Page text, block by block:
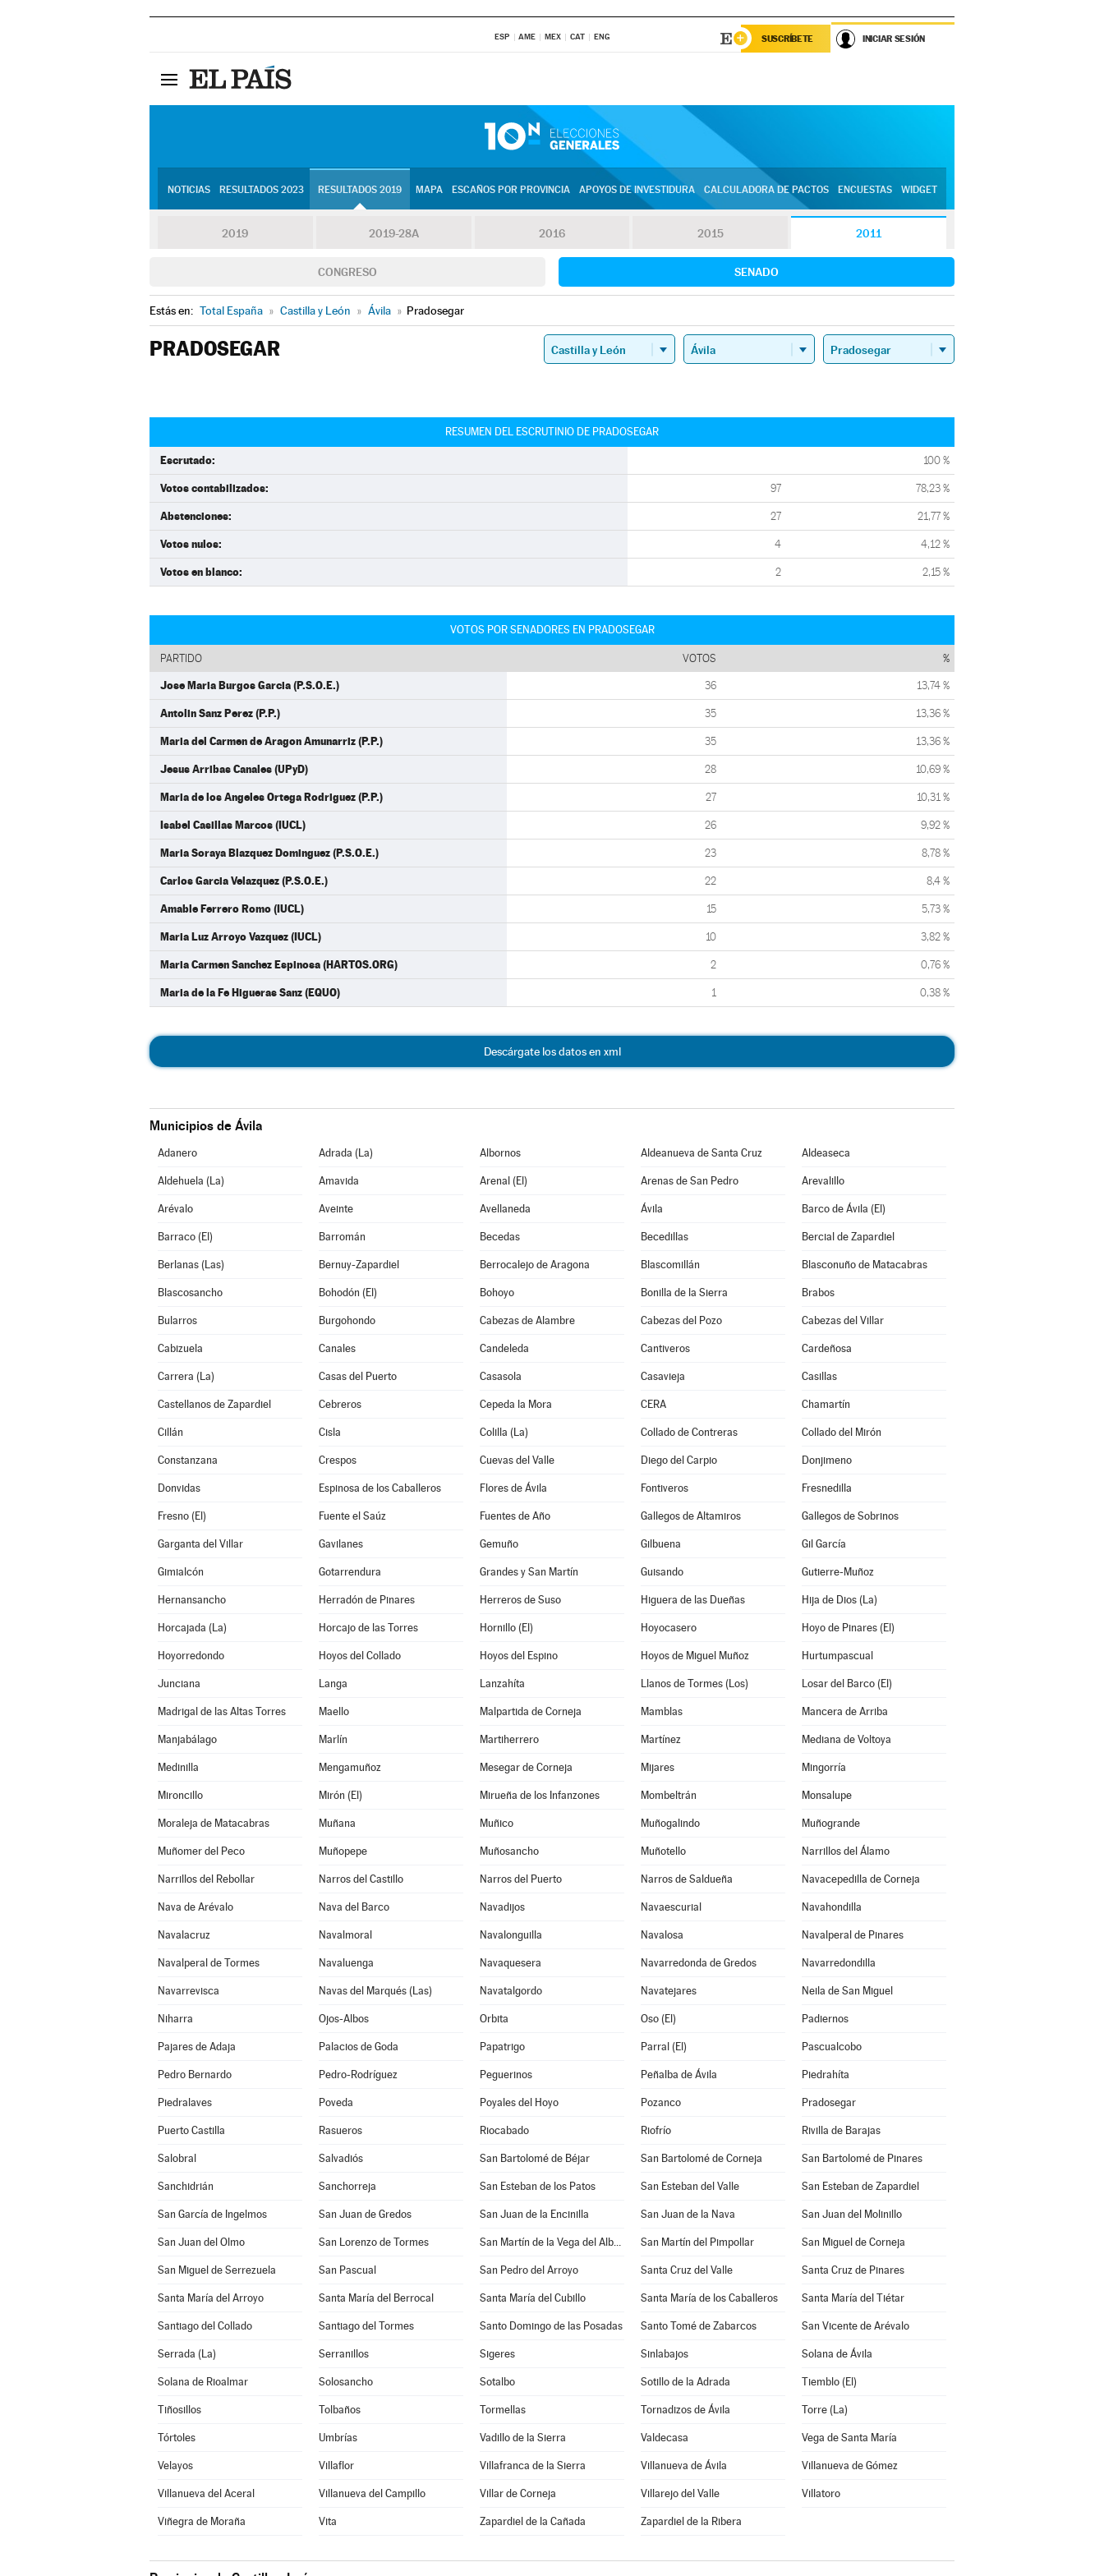
ESP AME MEX CAT ENG SUSCRÍBETE INICIAR SESIÓN
NOTICIAS RESULTADOS 2023 RESULTADOS 2019 MAPA ESCAÑOS POR PROVINCIA APOYOS DE INVESTIDURA CALCULADORA DE PACTOS ENCUESTAS WIDGET
2019 2019-28A 2016 2015 2011
CONGRESO SENADO
Estás en: Total España » Castilla y León » Ávila » Pradosegar
PRADOSEGAR
RESUMEN DEL ESCRUTINIO DE PRADOSEGAR
Escrutado: 100 %
Votos contabilizados: 97 78,23 %
Abstenciones: 27 21,77 %
Votos nulos: 4 4,12 %
Votos en blanco: 2 2,15 %
VOTOS POR SENADORES EN PRADOSEGAR
PARTIDO VOTOS %
Jose Maria Burgos Garcia (P.S.O.E.) 36 13,74 %
Antolin Sanz Perez (P.P.) 35 13,36 %
Maria del Carmen de Aragon Amunarriz (P.P.) 35 13,36 %
Jesus Arribas Canales (UPyD) 28 10,69 %
Maria de los Angeles Ortega Rodriguez (P.P.) 27 10,31 %
Isabel Casillas Marcos (IUCL) 26 9,92 %
Maria Soraya Blazquez Dominguez (P.S.O.E.) 23 8,78 %
Carlos Garcia Velazquez (P.S.O.E.) 22 8,4 %
Amable Ferrero Romo (IUCL) 15 5,73 %
Maria Luz Arroyo Vazquez (IUCL) 10 3,82 %
Maria Carmen Sanchez Espinosa (HARTOS.ORG) 2 0,76 %
Maria de la Fe Higueras Sanz (EQUO) 1 0,38 %
Descárgate los datos en xml
Municipios de Ávila
Adanero Adrada (La) Albornos Aldeanueva de Santa Cruz Aldeaseca
Aldehuela (La) Amavida Arenal (El) Arenas de San Pedro Arevalillo
Arévalo Aveinte Avellaneda Ávila Barco de Ávila (El)
Barraco (El) Barromán Becedas Becedillas Bercial de Zapardiel
Berlanas (Las) Bernuy-Zapardiel Berrocalejo de Aragona Blascomillán Blasconuño de Matacabras
Blascosancho Bohodón (El) Bohoyo Bonilla de la Sierra Brabos
Bularros Burgohondo Cabezas de Alambre Cabezas del Pozo Cabezas del Villar
Cabizuela Canales Candeleda Cantiveros Cardeñosa
Carrera (La) Casas del Puerto Casasola Casavieja Casillas
Castellanos de Zapardiel Cebreros Cepeda la Mora CERA Chamartín
Cillán Cisla Colilla (La) Collado de Contreras Collado del Mirón
Constanzana Crespos Cuevas del Valle Diego del Carpio Donjimeno
Donvidas Espinosa de los Caballeros Flores de Ávila Fontiveros Fresnedilla
Fresno (El) Fuente el Saúz Fuentes de Año Gallegos de Altamiros Gallegos de Sobrinos
Garganta del Villar Gavilanes Gemuño Gilbuena Gil García
Gimialcón Gotarrendura Grandes y San Martín Guisando Gutierre-Muñoz
Hernansancho Herradón de Pinares Herreros de Suso Higuera de las Dueñas Hija de Dios (La)
Horcajada (La) Horcajo de las Torres Hornillo (El) Hoyocasero Hoyo de Pinares (El)
Hoyorredondo Hoyos del Collado Hoyos del Espino Hoyos de Miguel Muñoz Hurtumpascual
Junciana Langa Lanzahíta Llanos de Tormes (Los) Losar del Barco (El)
Madrigal de las Altas Torres Maello Malpartida de Corneja Mamblas Mancera de Arriba
Manjabálago Marlín Martiherrero Martínez Mediana de Voltoya
Medinilla Mengamuñoz Mesegar de Corneja Mijares Mingorría
Mironcillo Mirón (El) Mirueña de los Infanzones Mombeltrán Monsalupe
Moraleja de Matacabras Muñana Muñico Muñogalindo Muñogrande
Muñomer del Peco Muñopepe Muñosancho Muñotello Narrillos del Álamo
Narrillos del Rebollar Narros del Castillo Narros del Puerto Narros de Saldueña Navacepedilla de Corneja
Nava de Arévalo Nava del Barco Navadijos Navaescurial Navahondilla
Navalacruz Navalmoral Navalonguilla Navalosa Navalperal de Pinares
Navalperal de Tormes Navaluenga Navaquesera Navarredonda de Gredos Navarredondilla
Navarrevisca Navas del Marqués (Las) Navatalgordo Navatejares Neila de San Miguel
Niharra Ojos-Albos Orbita Oso (El) Padiernos
Pajares de Adaja Palacios de Goda Papatrigo Parral (El) Pascualcobo
Pedro Bernardo Pedro-Rodríguez Peguerinos Peñalba de Ávila Piedrahíta
Piedralaves Poveda Poyales del Hoyo Pozanco Pradosegar
Puerto Castilla Rasueros Riocabado Riofrío Rivilla de Barajas
Salobral Salvadiós San Bartolomé de Béjar San Bartolomé de Corneja San Bartolomé de Pinares
Sanchidrián Sanchorreja San Esteban de los Patos San Esteban del Valle San Esteban de Zapardiel
San García de Ingelmos San Juan de Gredos San Juan de la Encinilla San Juan de la Nava San Juan del Molinillo
San Juan del Olmo San Lorenzo de Tormes San Martín de la Vega del Alberche San Martín del Pimpollar San Miguel de Corneja
San Miguel de Serrezuela San Pascual San Pedro del Arroyo Santa Cruz del Valle Santa Cruz de Pinares
Santa María del Arroyo Santa María del Berrocal Santa María del Cubillo Santa María de los Caballeros Santa María del Tiétar
Santiago del Collado Santiago del Tormes Santo Domingo de las Posadas Santo Tomé de Zabarcos San Vicente de Arévalo
Serrada (La) Serranillos Sigeres Sinlabajos Solana de Ávila
Solana de Rioalmar Solosancho Sotalbo Sotillo de la Adrada Tiemblo (El)
Tiñosillos Tolbaños Tormellas Tornadizos de Ávila Torre (La)
Tórtoles Umbrías Vadillo de la Sierra Valdecasa Vega de Santa María
Velayos Villaflor Villafranca de la Sierra Villanueva de Ávila Villanueva de Gómez
Villanueva del Aceral Villanueva del Campillo Villar de Corneja Villarejo del Valle Villatoro
Viñegra de Moraña Vita Zapardiel de la Cañada Zapardiel de la Ribera